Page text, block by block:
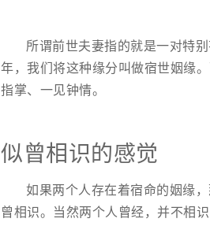
所谓前世夫妻指的就是一对特
年，我们将这种缘分叫做宿世姻缘
指掌、一见钟情。
似曾相识的感觉
如果两个人存在着宿命的姻缘
曾相识。当然两个人曾经，并不相